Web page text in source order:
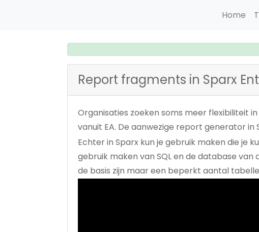
Home
Report fragments in Sparx
Organisaties zoeken soms meer flexibiliteit
vanuit EA. De aanwezige report generator
Echter in Sparx kun je gebruik maken die je
gebruik maken van SQL en de database
de basis zijn maar een beperkt aantal